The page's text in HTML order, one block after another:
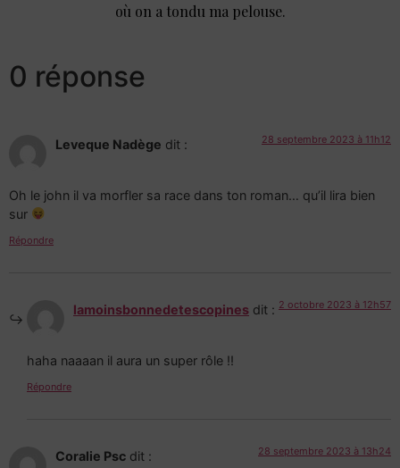
où on a tondu ma pelouse.
0 réponse
Leveque Nadège dit : 28 septembre 2023 à 11h12
Oh le john il va morfler sa race dans ton roman… qu’il lira bien
sur
Répondre
lamoinsbonnedetescopines dit : 2 octobre 2023 à 12h57
haha naaaan il aura un super rôle !!
Répondre
Coralie Psc dit : 28 septembre 2023 à 13h24